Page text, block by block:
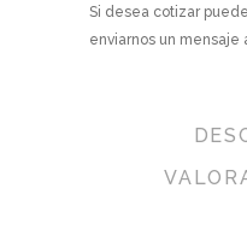
Si desea cotizar
enviarnos un mensaje